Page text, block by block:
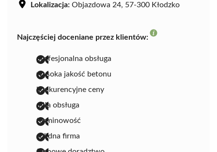
Lokalizacja: Objazdowa 24, 57-300 Kłodzko
Najczęściej doceniane przez klientów:
profesjonalna obsługa
wysoka jakość betonu
konkurencyjne ceny
miła obsługa
terminowość
solidna firma